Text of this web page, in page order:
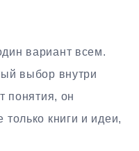
вариант всем.
выбор внутри
понятия, он
книги и идеи,